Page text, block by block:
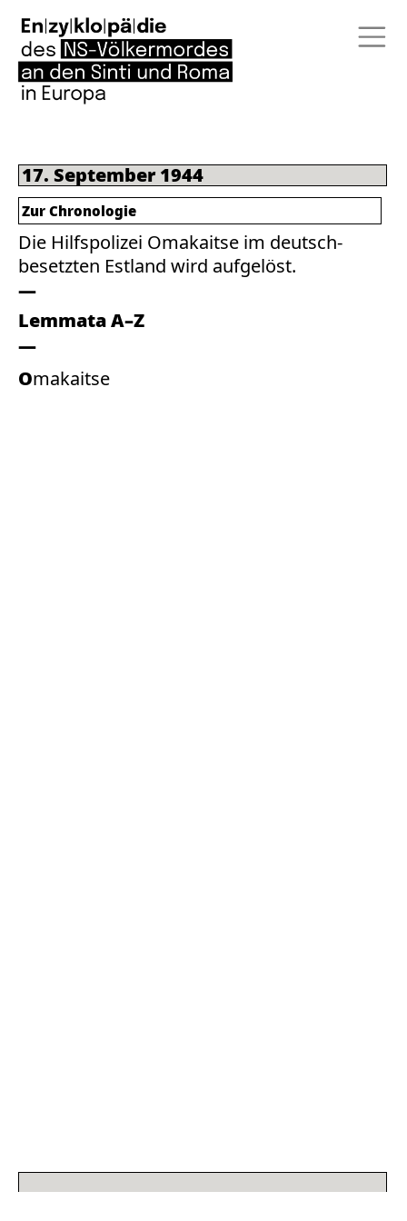
17. September 1944
Die Hilfspolizei Omakaitse im deutsch-
besetzten Estland wird aufgelöst.
Lemmata A–Z
Omakaitse
Zur Chronologie